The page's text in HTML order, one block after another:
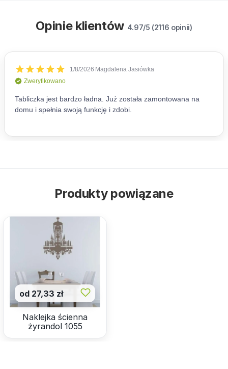
Opinie klientów 4.97/5 (2116 opinii)
Produkty powiązane
od 27,33 zł
Naklejka ścienna
żyrandol 1055